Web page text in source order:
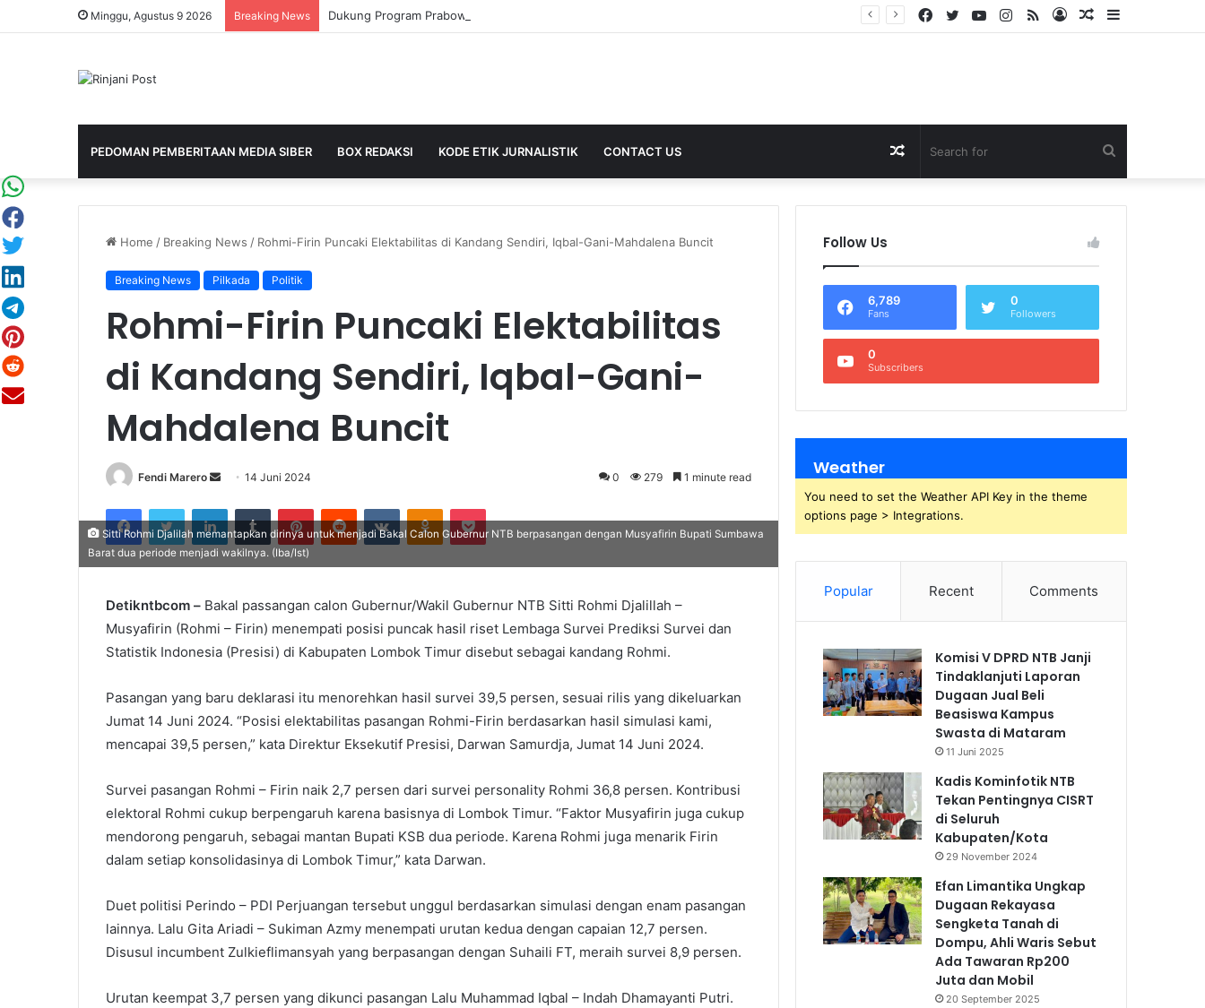
Minggu, Agustus 9 2026 Breaking News
Random
Log
RSS
Instagram
YouTube
Twitter
Facebook
PEDOMAN PEMBERITAAN MEDIA SIBER BOX REDAKSI KODE ETIK JURNALISTIK CONTACT US
for
Random
Article
Home / Breaking News / Rohmi-Firin Puncaki Elektabilitas di Kandang Sendiri, Iqbal-Gani-Mahdalena Buncit
Breaking News Pilkada Politik
Rohmi-Firin Puncaki Elektabilitas
di Kandang Sendiri, Iqbal-Gani-
Mahdalena Buncit
Fendi Marero
Send
email
14 Juni 2024 0 279 1 minute read
FacebookTwitter LinkedIn Tumblr PinterestReddit VKontakteOdnoklassniki
Sitti Rohmi Djalilah memantapkan dirinya untuk menjadi Bakal Calon Gubernur NTB berpasangan dengan Musyafirin Bupati Sumbawa
Barat dua periode menjadi wakilnya. (Iba/Ist)
Detikntbcom – Bakal passangan calon Gubernur/Wakil Gubernur NTB Sitti Rohmi Djalillah –
Musyafirin (Rohmi – Firin) menempati posisi puncak hasil riset Lembaga Survei Prediksi Survei dan
Statistik Indonesia (Presisi) di Kabupaten Lombok Timur disebut sebagai kandang Rohmi.
Pasangan yang baru deklarasi itu menorehkan hasil survei 39,5 persen, sesuai rilis yang dikeluarkan
Jumat 14 Juni 2024. “Posisi elektabilitas pasangan Rohmi-Firin berdasarkan hasil simulasi kami,
mencapai 39,5 persen,” kata Direktur Eksekutif Presisi, Darwan Samurdja, Jumat 14 Juni 2024.
Survei pasangan Rohmi – Firin naik 2,7 persen dari survei personality Rohmi 36,8 persen. Kontribusi
elektoral Rohmi cukup berpengaruh karena basisnya di Lombok Timur. “Faktor Musyafirin juga cukup
mendorong pengaruh, sebagai mantan Bupati KSB dua periode. Karena Rohmi juga menarik Firin
dalam setiap konsolidasinya di Lombok Timur,” kata Darwan.
Duet politisi Perindo – PDI Perjuangan tersebut unggul berdasarkan simulasi dengan enam pasangan
lainnya. Lalu Gita Ariadi – Sukiman Azmy menempati urutan kedua dengan capaian 12,7 persen.
Disusul incumbent Zulkieflimansyah yang berpasangan dengan Suhaili FT, meraih survei 8,9 persen.
Urutan keempat 3,7 persen yang dikunci pasangan Lalu Muhammad Iqbal – Indah Dhamayanti Putri.
Follow Us
6,789
Fans
0
Followers
0
Subscribers
Weather
You need to set the Weather API Key in the theme
options page > Integrations.
Popular Recent Comments
Komisi V DPRD NTB Janji
Tindaklanjuti Laporan
Dugaan Jual Beli
Beasiswa Kampus
Swasta di Mataram
11 Juni 2025
Kadis Kominfotik NTB
Tekan Pentingnya CISRT
di Seluruh
Kabupaten/Kota
29 November 2024
Efan Limantika Ungkap
Dugaan Rekayasa
Sengketa Tanah di
Dompu, Ahli Waris Sebut
Ada Tawaran Rp200
Juta dan Mobil
20 September 2025